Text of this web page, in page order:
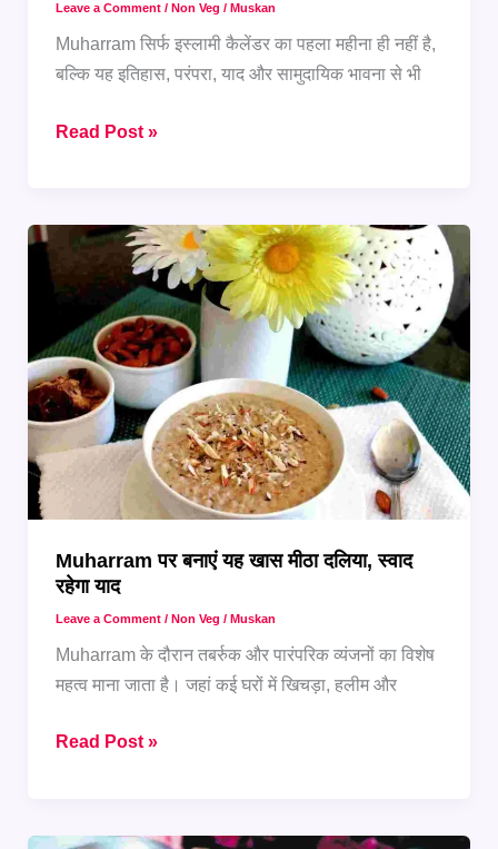
Leave a Comment / Non Veg / Muskan
Muharram सिर्फ इस्लामी कैलेंडर का पहला महीना ही नहीं है,
बल्कि यह इतिहास, परंपरा, याद और सामुदायिक भावना से भी
Muharram
त्योहार
जुड़े
की
अनसुनी
बातें
Read Post »
Muharram पर बनाएं यह खास मीठा दलिया, स्वाद
रहेगा याद
Leave a Comment / Non Veg / Muskan
Muharram के दौरान तबर्रुक और पारंपरिक व्यंजनों का विशेष
महत्व माना जाता है। जहां कई घरों में खिचड़ा, हलीम और
Muharram
Read Post »